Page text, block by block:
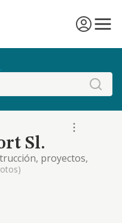
Sl.
proyectos,
y equipamiento de
deportivas, asi
y
deportivo. la
deportivos,